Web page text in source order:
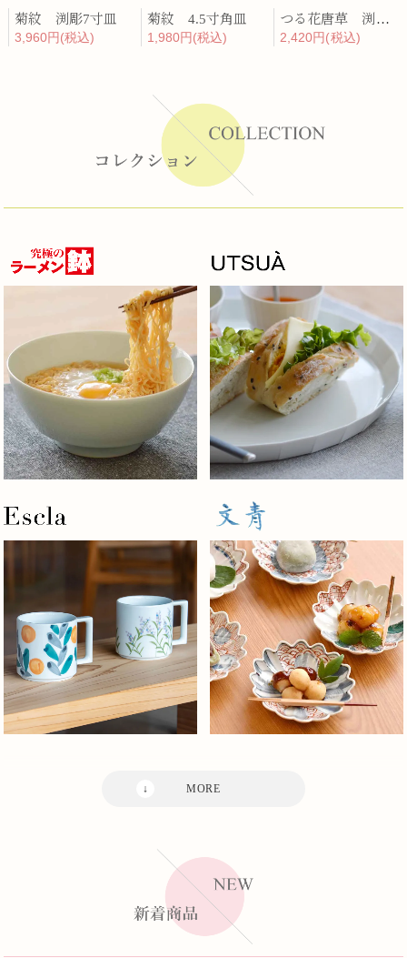
菊紋 渕彫7寸皿
3,960円(税込)
菊紋 4.5寸角皿
1,980円(税込)
つる花唐草 渕彫皿
2,420円(税込)